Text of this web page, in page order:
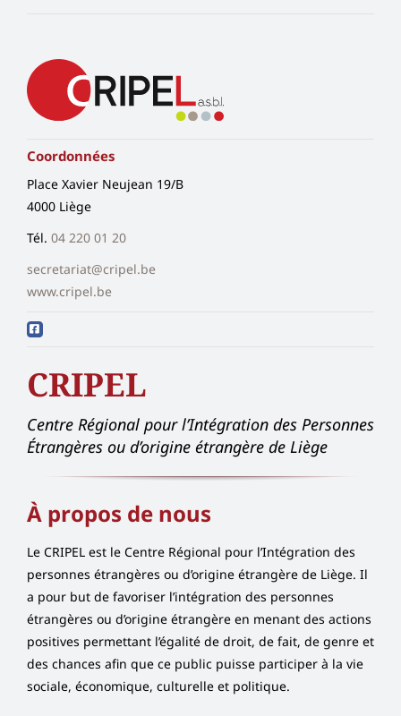
Coordonnées
Place Xavier Neujean 19/B
4000 Liège
Tél. 04 220 01 20
secretariat@cripel.be
www.cripel.be
CRIPEL
Centre Régional pour l’Intégration des Personnes
Étrangères ou d’origine étrangère de Liège
À propos de nous
Le CRIPEL est le Centre Régional pour l’Intégration des
personnes étrangères ou d’origine étrangère de Liège. Il
a pour but de favoriser l’intégration des personnes
étrangères ou d’origine étrangère en menant des actions
positives permettant l’égalité de droit, de fait, de genre et
des chances afin que ce public puisse participer à la vie
sociale, économique, culturelle et politique.